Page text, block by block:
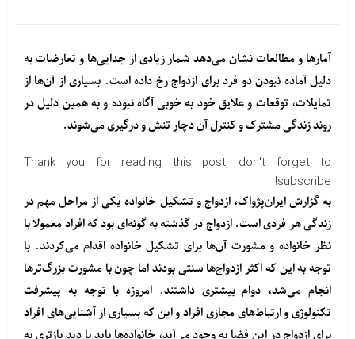
آمارها و مطالعات نشان می‌دهد شمار زیادی از جدایی‌ها و تعارضات به
دلیل آماده نبودن دو فرد برای ازدواج رخ داده است. بسیاری از آن‌ها از
تمایلات، توقعات و علایق خود به خوبی آگاه نبوده و به همین دلیل در
روند زندگی مشترک و کنترل آن دچار تنش‌ و درگیری می‌شوند.
Thank you for reading this post, don't forget to
subscribe!
به گزارش ایران‌پژواک، ازدواج و تشکیل خانواده یکی از مراحل مهم در
زندگی هر فردی است. ازدواج در گذشته به گونه‌ای بود که افراد معمولا با
نظر خانواده و مشورت آن‌ها برای تشکیل خانواده اقدام می‌کردند. با
توجه به این که اکثر ازدواج‌ها سنتی بودند اما چون با مشورت بزرگ‌ترها
انجام می‌شد، دوام بیشتری داشتند. امروزه با توجه به پیشرفت
تکنولوژی و ارتباط‌های مجازی افراد و این‌ که بسیاری از آشنایی‌های افراد
برای ازدواج در این فضا به وجود می‌آید، خانواده‌ها باید با دید بازتری به